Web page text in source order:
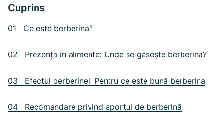
Cuprins
01 Ce este berberina?
02 Prezența în alimente: Unde se găsește berberina?
03 Efectul berberinei: Pentru ce este bună berberina
04 Recomandare privind aportul de berberină